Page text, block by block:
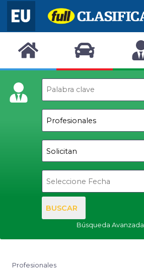
BUSCAR
Búsqueda Avanzada
Profesionales